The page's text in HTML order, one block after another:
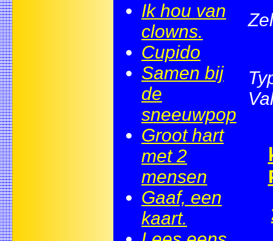
Ik hou van
clowns.
Cupido
Samen bij
de
sneeuwpop
Groot hart
met 2
mensen
Gaaf, een
kaart.